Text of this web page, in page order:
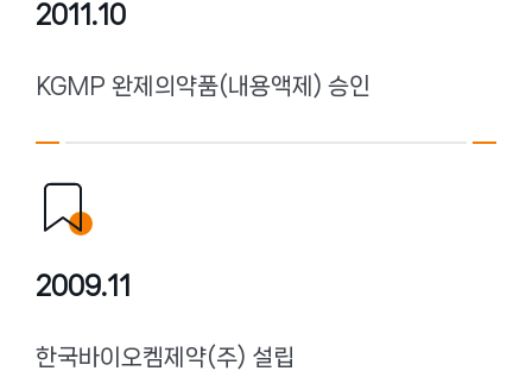
2011.10
KGMP 완제의약품(내용액제) 승인
2009.11
한국바이오켐제약(주) 설립